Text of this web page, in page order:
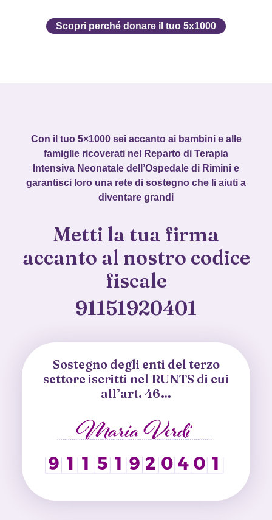
Scopri perché donare il tuo 5x1000
Con il tuo 5×1000 sei accanto ai bambini e alle
famiglie ricoverati nel Reparto di Terapia
Intensiva Neonatale dell’Ospedale di Rimini e
garantisci loro una rete di sostegno che li aiuti a
diventare grandi
Metti la tua firma
accanto al nostro codice
fiscale
91151920401
Sostegno degli enti del terzo
settore iscritti nel RUNTS di cui
all’art. 46…